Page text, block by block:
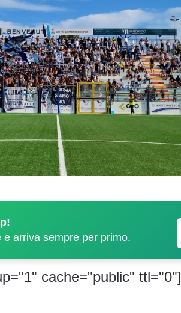
arriva sempre per primo.
cache="public" ttl="0"]